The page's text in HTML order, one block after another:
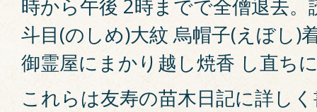
時から午後 2時までで全僧退去
斗目(のしめ)大紋 烏帽子(えぼし)
御霊屋にまかり越し焼香 し直ち
これらは友寿の苗木日記に詳し